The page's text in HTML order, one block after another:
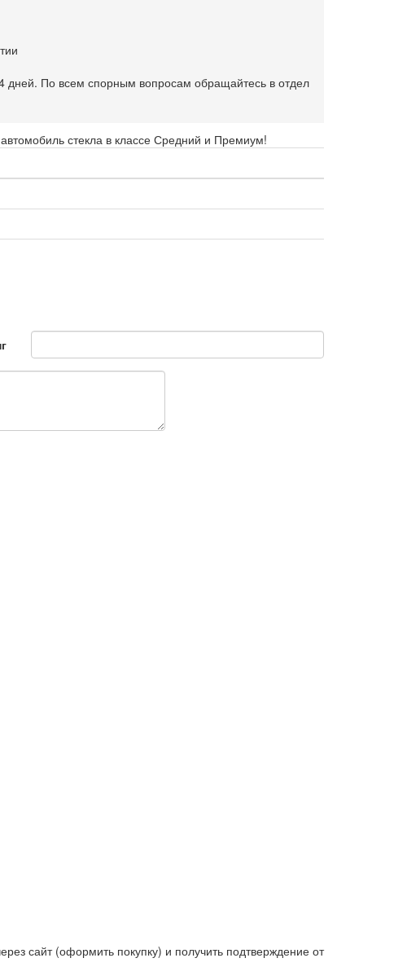
дней. По всем спорным вопросам обращайтесь в отдел
стекла в классе Средний и Премиум!
сайт (оформить покупку) и получить подтверждение от